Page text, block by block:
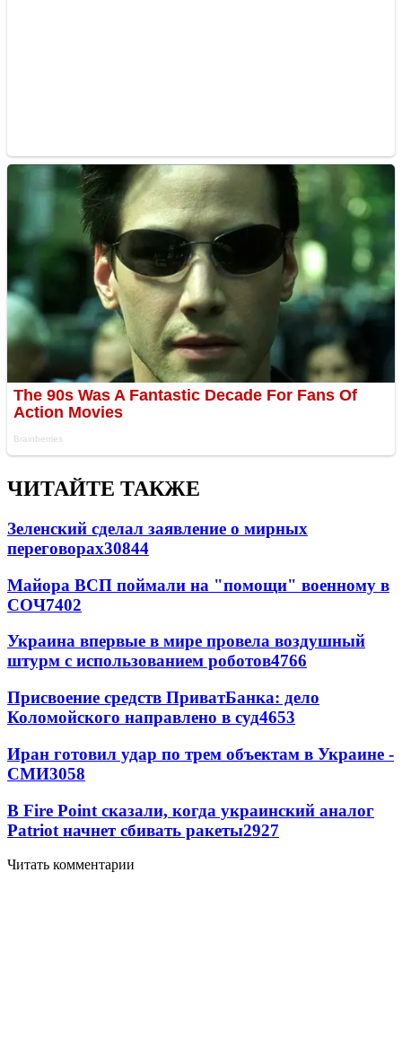
ЧИТАЙТЕ ТАКЖЕ
Зеленский сделал заявление о мирных
переговорах30844
Майора ВСП поймали на "помощи" военному в
СОЧ7402
Украина впервые в мире провела воздушный
штурм с использованием роботов4766
Присвоение средств ПриватБанка: дело
Коломойского направлено в суд4653
Иран готовил удар по трем объектам в Украине -
СМИ3058
В Fire Point сказали, когда украинский аналог
Patriot начнет сбивать ракеты2927
Читать комментарии